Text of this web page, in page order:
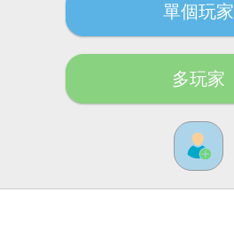
單個玩家
多玩家